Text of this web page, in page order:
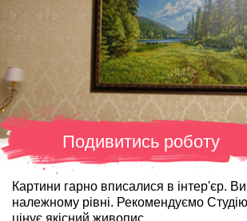
Подивитись роботу
Картини гарно вписалися в інтер'єр.
належному рівні. Рекомендуємо
цінує якісний живопис.